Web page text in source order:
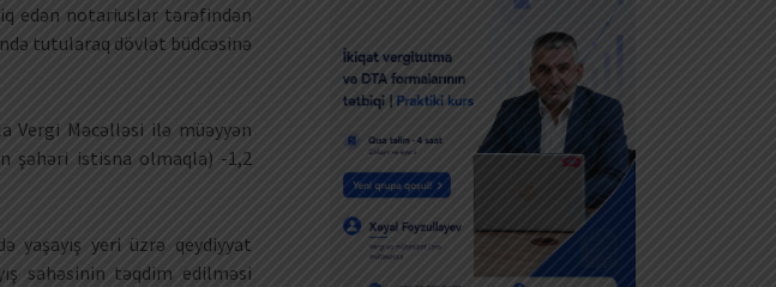
edən notariuslar tərəfindən
tutularaq dövlət büdcəsinə
Vergi Məcəlləsi ilə müəyyən
şəhəri istisna olmaqla) -1,2
yaşayış yeri üzrə qeydiyyat
sahəsinin təqdim edilməsi